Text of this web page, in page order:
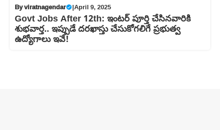
Byviratnagendar |April 9, 2025
Govt Jobs After 12th: ఇంటర్‌ పూర్తి చేసినవారికి
శుభవార్త.. ఇప్పుడే దరఖాస్తు చేసుకోగలిగే ప్రభుత్వ
ఉద్యోగాలు ఇవే!